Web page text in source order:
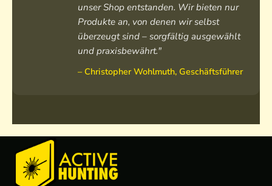
unser Shop entstanden. Wir bieten nur
Produkte an, von denen wir selbst
überzeugt sind – sorgfältig ausgewählt
und praxisbewährt."
– Christopher Wohlmuth, Geschäftsführer